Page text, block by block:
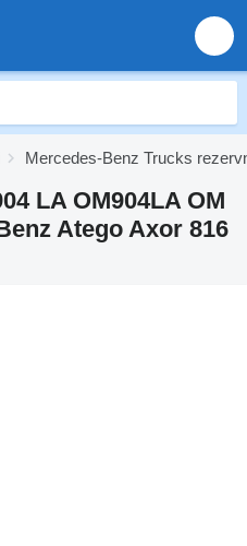
Mercedes-Benz Trucks
LA OM904LA OM
Atego Axor 816